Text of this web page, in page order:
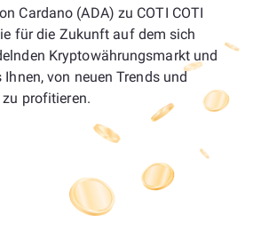
Cardano (ADA) zu COTI COTI
für die Zukunft auf dem sich
Kryptowährungsmarkt und
von neuen Trends und
profitieren.